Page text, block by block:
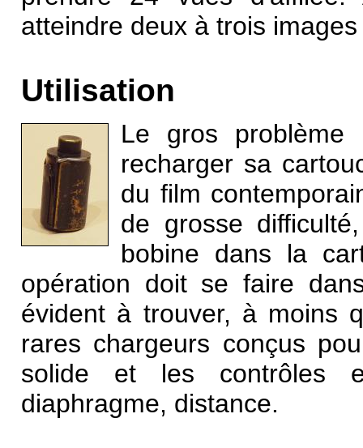
atteindre deux à trois
Utilisation
Le gros
recharger sa
du film
de grosse
bobine dans la
opération doit se faire
évident à trouver, à moins
rares chargeurs conçus
solide et les contrôles
diaphragme, distance.